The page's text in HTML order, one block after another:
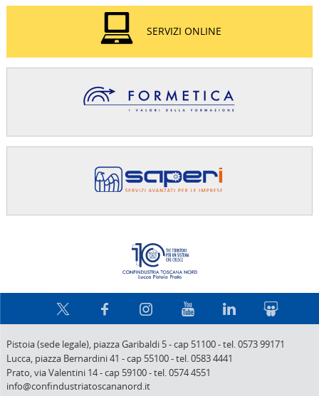
SERVIZI ONLINE
Pistoia (sede legale), piazza Garibaldi 5-cap 51100-tel. 0573 99171
Lucca, piazza Bernardini 41 -cap 55100-tel. 0583 4441
Prato,via Valentini 14-cap 59100-tel. 0574 4551
info@confindustriatoscananord.it